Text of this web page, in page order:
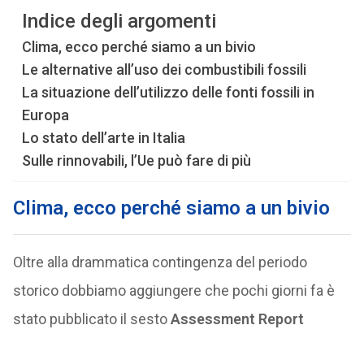
Indice degli argomenti
Clima, ecco perché siamo a un bivio
Le alternative all’uso dei combustibili fossili
La situazione dell’utilizzo delle fonti fossili in
Europa
Lo stato dell’arte in Italia
Sulle rinnovabili, l’Ue può fare di più
Clima, ecco perché siamo a un bivio
Oltre alla drammatica contingenza del periodo
storico dobbiamo aggiungere che pochi giorni fa è
stato pubblicato il sestoAssessment Report